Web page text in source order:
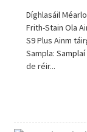
Díghlasáil
Frith-Stain Ola
S9 Plus Ainm
Sampla:
de réir...